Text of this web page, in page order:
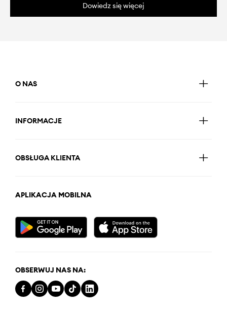
Dowiedz się więcej
O NAS
INFORMACJE
OBSŁUGA KLIENTA
APLIKACJA MOBILNA
OBSERWUJ NAS NA: